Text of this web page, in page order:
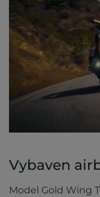
Vybaven
Model Gold Wing